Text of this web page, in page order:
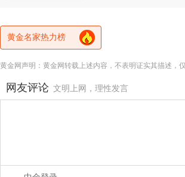
黄金名家热力榜
黄金网声明：黄金网转载上述内容，不表明证实其描述，
网友评论 文明上网，理性发言